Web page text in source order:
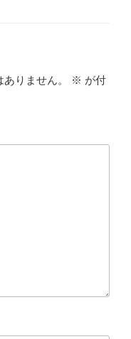
りません。 ※ が付